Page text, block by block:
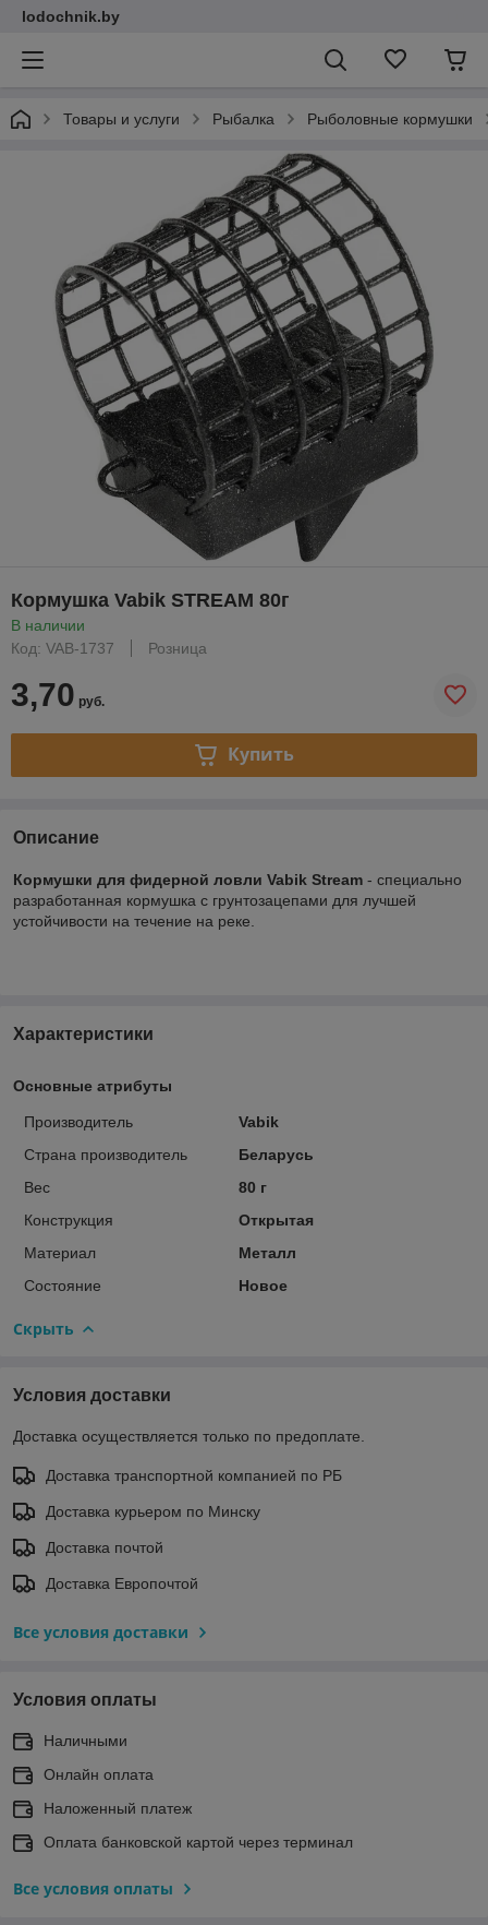
lodochnik.by
Товары и услуги Рыбалка Рыболовные кормушки
Кормушка Vabik STREAM 80г
В наличии
Код: VAB-1737
Розница
3,70 руб.
Купить
Описание
Кормушки для фидерной ловли Vabik Stream - специально
разработанная кормушка с грунтозацепами для лучшей
устойчивости на течение на реке.
Характеристики
Основные атрибуты
Производитель
Vabik
Страна производитель
Беларусь
Вес
80 г
Конструкция
Открытая
Материал
Металл
Состояние
Новое
Скрыть
Условия доставки
Доставка осуществляется только по предоплате.
Доставка транспортной компанией по РБ
Доставка курьером по Минску
Доставка почтой
Доставка Европочтой
Все условия доставки
Условия оплаты
Наличными
Онлайн оплата
Наложенный платеж
Оплата банковской картой через терминал
Все условия оплаты